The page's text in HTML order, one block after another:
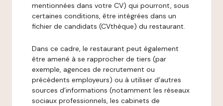
mentionnées dans votre CV) qui pourront, sous
certaines conditions, être intégrées dans un
fichier de candidats (CVthèque) du restaurant.
Dans ce cadre, le restaurant peut également
être amené à se rapprocher de tiers (par
exemple, agences de recrutement ou
précédents employeurs) ou à utiliser d’autres
sources d’informations (notamment les réseaux
sociaux professionnels, les cabinets de